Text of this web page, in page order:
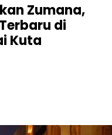
Zumana,
di
Kuta